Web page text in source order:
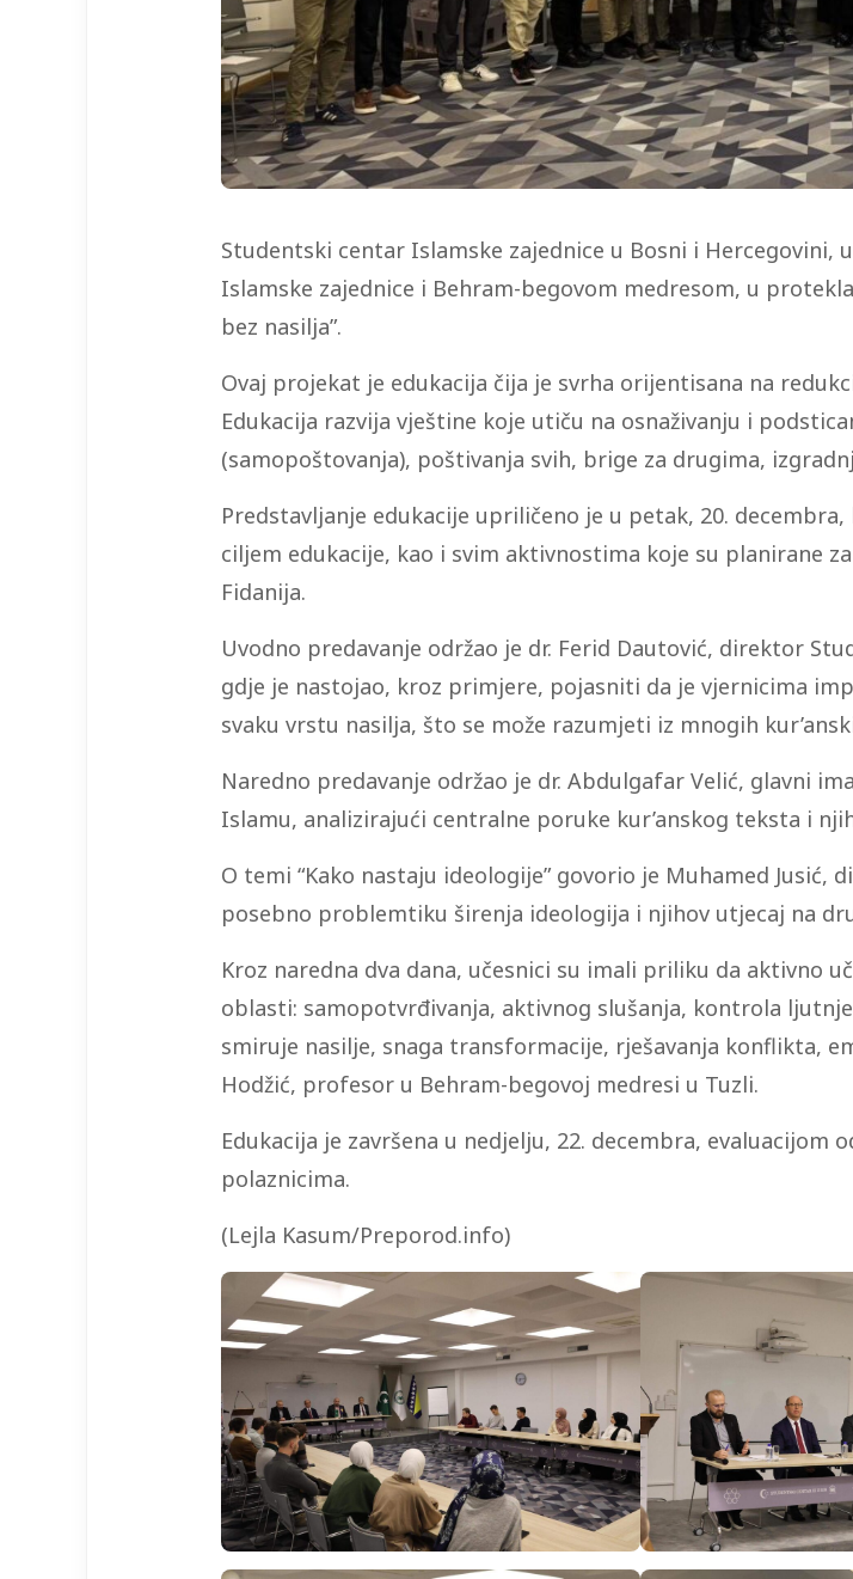
Studentski centar Islamske zajednice u Bosni i Hercegovini,
Islamske zajednice i Behram-begovom medresom, u
bez nasilja”.
Ovaj projekat je edukacija čija je svrha orijentisana na
Edukacija razvija vještine koje utiču na osnaživanju i
(samopoštovanja), poštivanja svih, brige za drugima,
Predstavljanje edukacije upriličeno je u petak, 20.
ciljem edukacije, kao i svim aktivnostima koje su planirane
Fidanija.
Uvodno predavanje održao je dr. Ferid Dautović, direktor
gdje je nastojao, kroz primjere, pojasniti da je vjernicima
svaku vrstu nasilja, što se može razumjeti iz mnogih
Naredno predavanje održao je dr. Abdulgafar Velić, glavni
Islamu, analizirajući centralne poruke kur’anskog teksta i
O temi “Kako nastaju ideologije” govorio je Muhamed
posebno problemtiku širenja ideologija i njihov utjecaj na
Kroz naredna dva dana, učesnici su imali priliku da aktivno
oblasti: samopotvrđivanja, aktivnog slušanja, kontrola
smiruje nasilje, snaga transformacije, rješavanja konflikta,
Hodžić, profesor u Behram-begovoj medresi u Tuzli.
Edukacija je završena u nedjelju, 22. decembra,
polaznicima.
(Lejla Kasum/Preporod.info)